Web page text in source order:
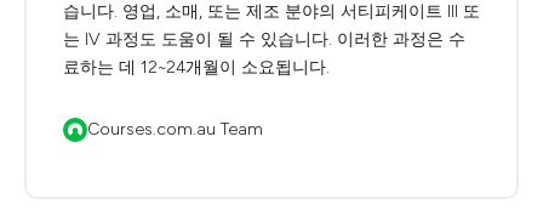
습니다. 영업, 소매, 또는 제조 분야의 서티피케이트 III 또
는 IV 과정도 도움이 될 수 있습니다. 이러한 과정은 수
료하는 데 12~24개월이 소요됩니다.
Courses.com.au Team